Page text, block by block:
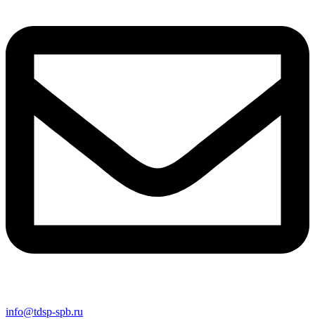
info@tdsp-spb.ru